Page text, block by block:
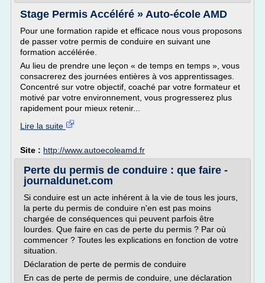
Stage Permis Accéléré » Auto-école AMD
Pour une formation rapide et efficace nous vous proposons
de passer votre permis de conduire en suivant une
formation accélérée.
Au lieu de prendre une leçon « de temps en temps », vous
consacrerez des journées entières à vos apprentissages.
Concentré sur votre objectif, coaché par votre formateur et
motivé par votre environnement, vous progresserez plus
rapidement pour mieux retenir...
Lire la suite
Site : http://www.autoecoleamd.fr
Perte du permis de conduire : que faire -
journaldunet.com
Si conduire est un acte inhérent à la vie de tous les jours,
la perte du permis de conduire n'en est pas moins
chargée de conséquences qui peuvent parfois être
lourdes. Que faire en cas de perte du permis ? Par où
commencer ? Toutes les explications en fonction de votre
situation.
Déclaration de perte de permis de conduire
En cas de perte de permis de conduire, une déclaration